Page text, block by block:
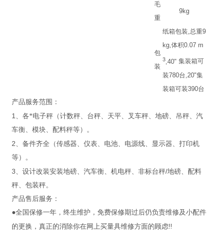
毛
重
9kg
包
装
纸箱包装,总重9
kg,体积0.07 m
3,40" 集装箱可
装780台 ,20"集
装箱可装390台
产品服务范围：
1、各*电子秤（计数秤、台秤、天平、叉车秤、地磅、吊秤、汽
车衡、模块、配料秤等）。
2、备件齐全（传感器、仪表、电池、电源线、显示器、打印机
等）。
3、设计改装安装地磅、汽车衡、机电秤、非标台秤/地磅、配料
秤、包装秤。
产品售后服务：
●全国保修一年，终生维护，免费保修期过后仍负责维修及小配件
的更换，真正的消除你在网上买量具维修方面的顾虑!!